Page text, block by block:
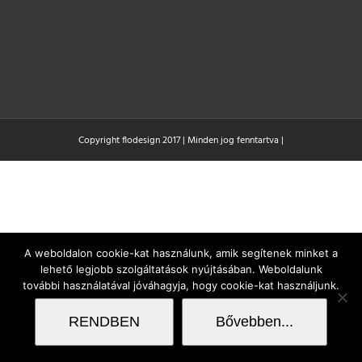
Copyright flodesign 2017 | Minden jog fenntartva |
A weboldalon cookie-kat használunk, amik segítenek minket a
lehető legjobb szolgáltatások nyújtásában. Weboldalunk
további használatával jóváhagyja, hogy cookie-kat használjunk.
RENDBEN Bővebben...